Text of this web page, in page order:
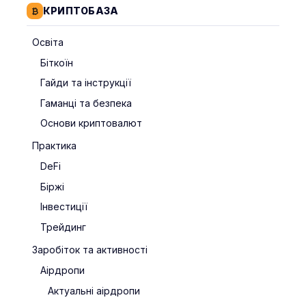
КРИПТОБАЗА
Освіта
Біткоїн
Гайди та інструкції
Гаманці та безпека
Основи криптовалют
Практика
DeFi
Біржі
Інвестиції
Трейдинг
Заробіток та активності
Аірдропи
Актуальні аірдропи